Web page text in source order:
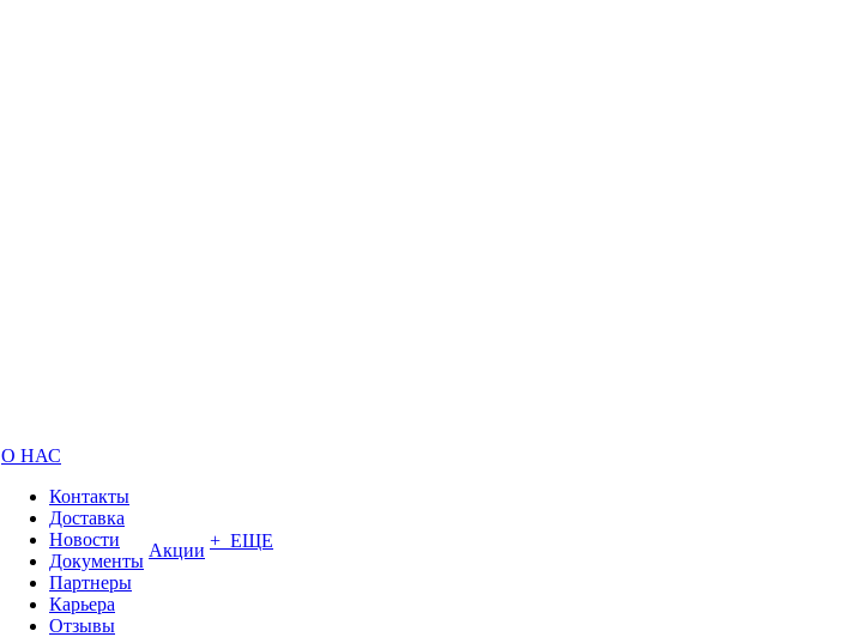
О НАС
Контакты
Доставка
Новости
Документы
Партнеры
Карьера
Отзывы
Акции + ЕЩЕ